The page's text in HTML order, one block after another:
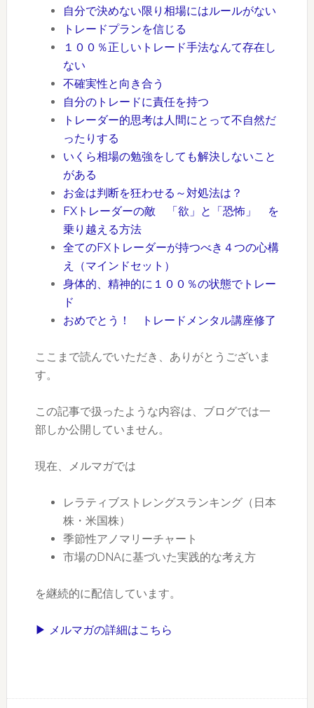
自分で決めない限り相場にはルールがない
トレードプランを信じる
１００％正しいトレード手法なんて存在し
ない
不確実性と向き合う
自分のトレードに責任を持つ
トレーダー的思考は人間にとって不自然だ
ったりする
いくら相場の勉強をしても解決しないこと
がある
お金は判断を狂わせる～対処法は？
FXトレーダーの敵 「欲」と「恐怖」 を
乗り越える方法
全てのFXトレーダーが持つべき４つの心構
え（マインドセット）
身体的、精神的に１００％の状態でトレー
ド
おめでとう！ トレードメンタル講座修了
ここまで読んでいただき、ありがとうございま
す。
この記事で扱ったような内容は、ブログでは一
部しか公開していません。
現在、メルマガでは
レラティブストレングスランキング（日本
株・米国株）
季節性アノマリーチャート
市場のDNAに基づいた実践的な考え方
を継続的に配信しています。
▶ メルマガの詳細はこちら